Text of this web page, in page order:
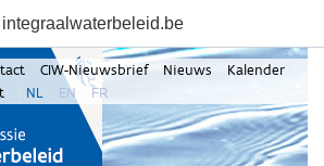
integraalwaterbeleid.be
CIW-Nieuwsbrief Nieuws
Kalender
NL EN FR